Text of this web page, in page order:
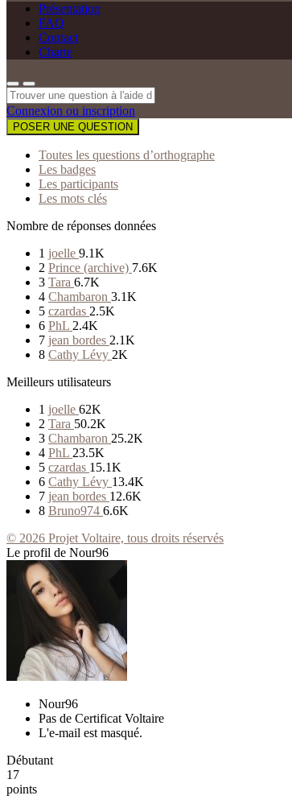
Présentation
FAQ
Contact
Charte
Connexion ou inscription
POSER UNE QUESTION
Toutes les questions d’orthographe
Les badges
Les participants
Les mots clés
Nombre de réponses données
1 joelle 9.1K
2 Prince (archive) 7.6K
3 Tara 6.7K
4 Chambaron 3.1K
5 czardas 2.5K
6 PhL 2.4K
7 jean bordes 2.1K
8 Cathy Lévy 2K
Meilleurs utilisateurs
1 joelle 62K
2 Tara 50.2K
3 Chambaron 25.2K
4 PhL 23.5K
5 czardas 15.1K
6 Cathy Lévy 13.4K
7 jean bordes 12.6K
8 Bruno974 6.6K
© 2026 Projet Voltaire, tous droits réservés
Le profil de Nour96
Nour96
Pas de Certificat Voltaire
L'e-mail est masqué.
Débutant
17
points